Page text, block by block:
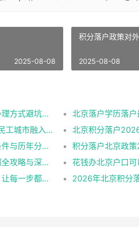
2025-08-08
积分落户政策对
2025-08-08
整理2026北京户口落户政策多种办理方式避坑指南
北京落户学历落
系统施策，多措并举：全面促进农民工城市融入与社会融合
要点！2026年北京积分落户申请条件与历年分数线趋势
2026年北京户口怎么获得？一份超全攻略与深度解析
花钱办北京户口可
拆解2026北京积分落户政策细则，让每一步都踩在加分上